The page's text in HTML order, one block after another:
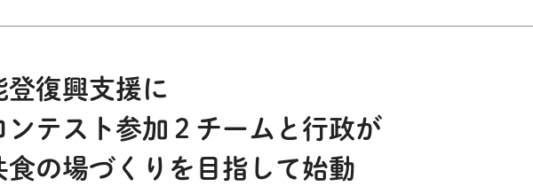
登復興支援に
ンテスト参加２チームと行政が
食の場づくりを目指して始動